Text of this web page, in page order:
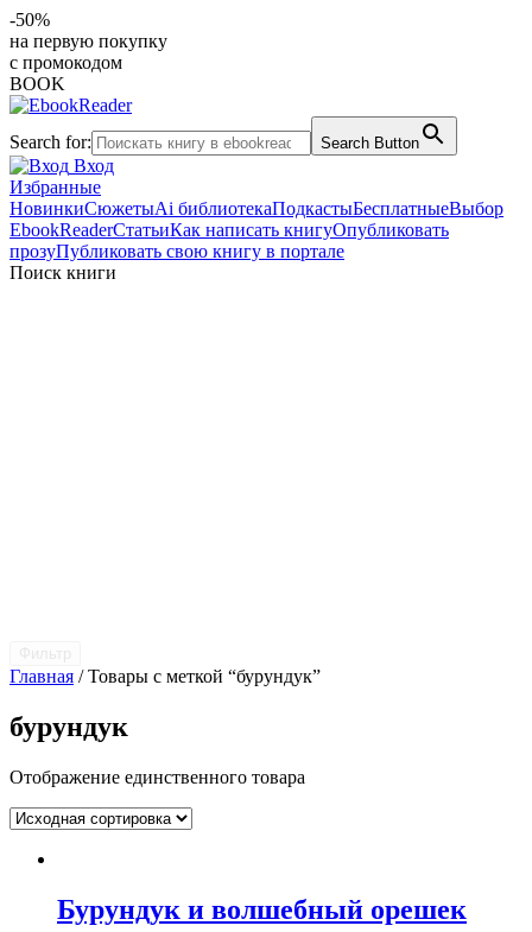
-50%
на первую покупку
с промокодом
BOOK
Search for: Search Button
Вход
Избранные
НовинкиСюжетыAi библиотекаПодкастыБесплатныеВыбор
EbookReaderСтатьиКак написать книгуОпубликовать
прозуПубликовать свою книгу в портале
Поиск книги
Главная / Товары с меткой “бурундук”
бурундук
Отображение единственного товара
Бурундук и волшебный орешек